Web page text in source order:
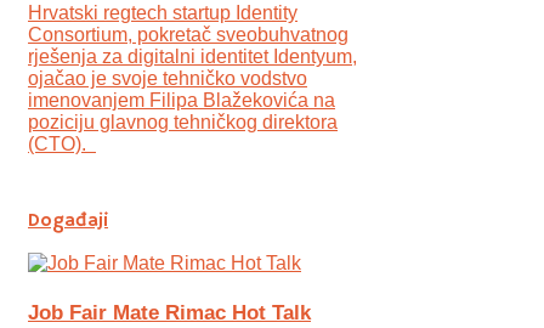
Hrvatski regtech startup Identity
Consortium, pokretač sveobuhvatnog
rješenja za digitalni identitet Identyum,
ojаčao je svoje tehničko vodstvo
imenovanjem Filipa Blažekovića na
poziciju glavnog tehničkog direktora
(CTO).
Događaji
Job Fair Mate Rimac Hot Talk